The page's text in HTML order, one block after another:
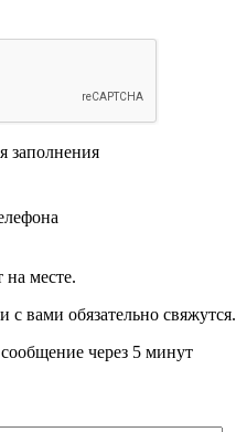
заполнения
на месте.
с вами обязательно свяжутся.
через 5 минут